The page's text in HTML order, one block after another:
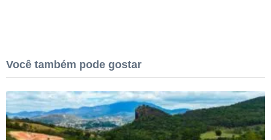
Você também pode gostar